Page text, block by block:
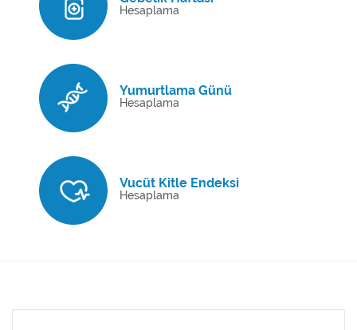
Hesaplama
Yumurtlama Günü
Hesaplama
Vucüt Kitle Endeksi
Hesaplama